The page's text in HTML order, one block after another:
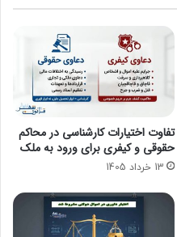
تفاوت اختیارات کارشناسی در محاکم
حقوقی و کیفری برای ورود به ملک
13 خرداد 1405